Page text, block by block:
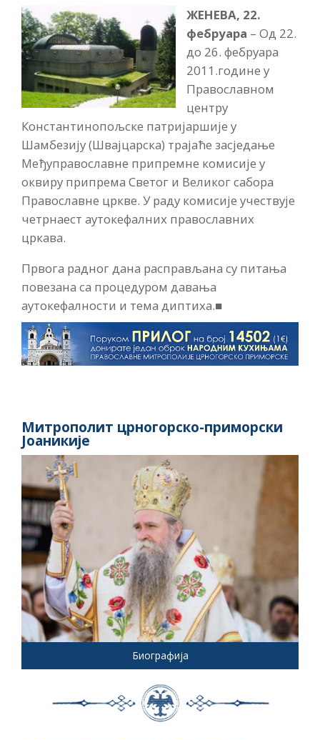
ЖЕНЕВА, 22.
фебруара – Од 22.
до 26. фебруара
2011.године у
Православном
центру
Константинопољске патријаршије у
Шамбезију (Швајцарска) трајаће засједање
Међуправославне припремне комисије у
оквиру припрема Светог и Великог сабора
Православне цркве. У раду комисије учествује
четрнаест аутокефалних православних
цркава.
Првога радног дана расправљана су питања
повезана са процедуром давања
аутокефалности и тема диптиха.■
Митрополит црногорско-приморски
Јоаникије
Биографија